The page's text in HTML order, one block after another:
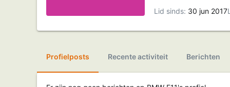
Lid sinds 30 jun 2017
Profielposts Recente activiteit Berichten